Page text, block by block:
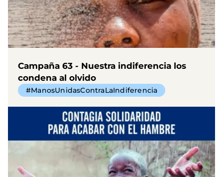
Campaña 63 - Nuestra indiferencia los
condena al olvido
#ManosUnidasContraLaIndiferencia